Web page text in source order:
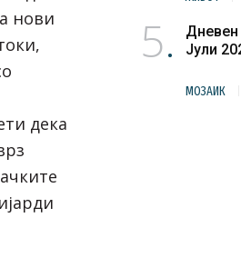
нови
дека
5
Дневен
Јули
МОЗАИК